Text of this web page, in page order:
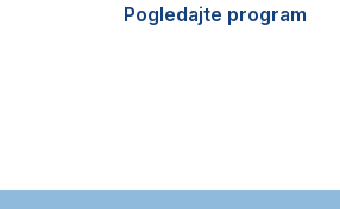
Pogledajte program